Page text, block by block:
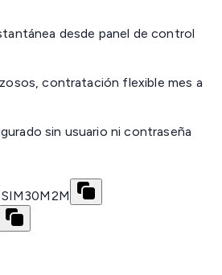
desde panel de control
contratación flexible mes a
sin usuario ni contraseña